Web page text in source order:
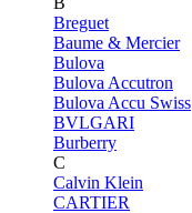
Breguet
Baume & Mercier
Bulova
Bulova Accutron
Bulova Accu Swiss
BVLGARI
Burberry
C
Calvin Klein
CARTIER